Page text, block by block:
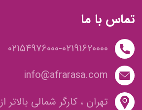
تماس با ما
02154976000-02191620000
info@afrarasa.com
تهران ، کارگر شمالی